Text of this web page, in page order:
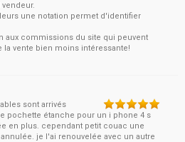
une notation permet d'identifier
aux commissions du site qui peuvent
vente bien moins intéressante!
sont arrivés
pochette étanche pour un i phone 4 s
en plus. cependant petit couac une
je l'ai renouvelée avec un autre